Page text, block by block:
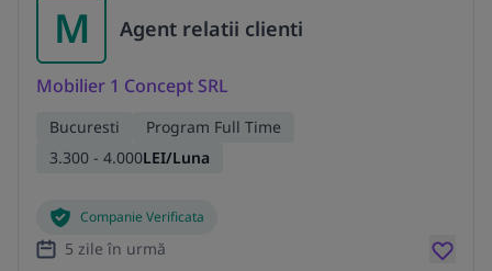
M Agent relatii clienti
Mobilier 1 Concept SRL
Bucuresti
Program Full Time
3.300 - 4.000LEI/Luna
Companie Verificata
5 zile în urmă